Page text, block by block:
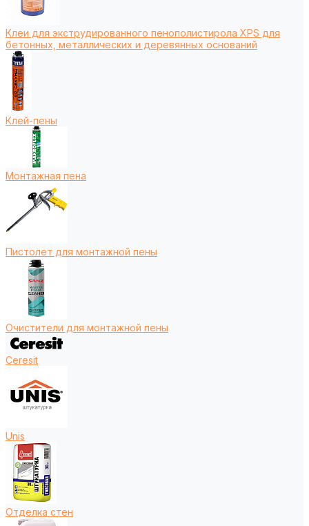
Клеи для экструдированного пенополистирола XPS для
бетонных, металлических и деревянных оснований
Клей-пены
Монтажная пена
Пистолет для монтажной пены
Очистители для монтажной пены
Ceresit
Unis
Отделка стен